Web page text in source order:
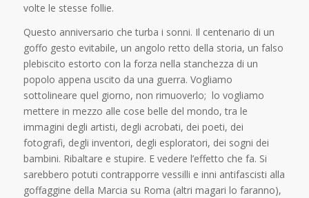
volte le stesse follie.
Questo anniversario che turba i sonni. Il centenario di un
goffo gesto evitabile, un angolo retto della storia, un falso
plebiscito estorto con la forza nella stanchezza di un
popolo appena uscito da una guerra. Vogliamo
sottolineare quel giorno, non rimuoverlo; lo vogliamo
mettere in mezzo alle cose belle del mondo, tra le
immagini degli artisti, degli acrobati, dei poeti, dei
fotografi, degli inventori, degli esploratori, dei sogni dei
bambini. Ribaltare e stupire. E vedere l’effetto che fa. Si
sarebbero potuti contrapporre vessilli e inni antifascisti alla
goffaggine della Marcia su Roma (altri magari lo faranno),